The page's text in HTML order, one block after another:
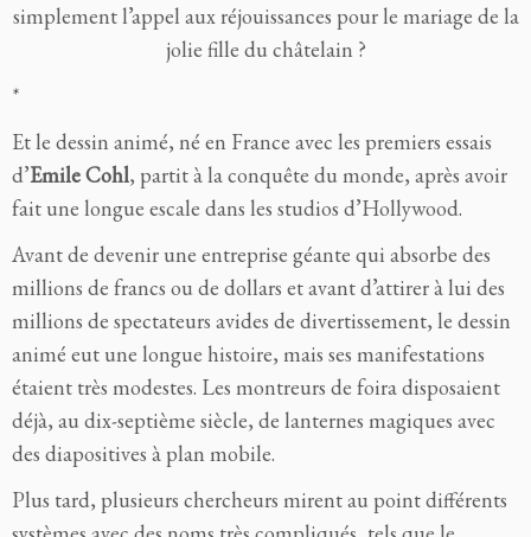
simplement l’appel aux réjouissances pour le mariage de la
jolie fille du châtelain ?
*
Et le dessin animé, né en France avec les premiers essais
d’Emile Cohl, partit à la conquête du monde, après avoir
fait une longue escale dans les studios d’Hollywood.
Avant de devenir une entreprise géante qui absorbe des
millions de francs ou de dollars et avant d’attirer à lui des
millions de spectateurs avides de divertissement, le dessin
animé eut une longue histoire, mais ses manifestations
étaient très modestes. Les montreurs de foira disposaient
déjà, au dix-septième siècle, de lanternes magiques avec
des diapositives à plan mobile.
Plus tard, plusieurs chercheurs mirent au point différents